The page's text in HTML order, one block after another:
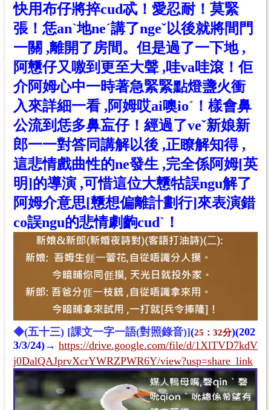
快用布仔將捽cud忒！愛忍耐！莫緊
張！ 恁anˋ地neˊ講了ngeˇ以後就將間門
一關 ,離開了房間。但是過了一下地 ,
阿戇仔又噭到更至大聲 ,哇va哇滾！佢
介阿姆心中一時著急緊緊點燈盞火衝
入來詳細一看 ,阿姆哎ai噢ioˊ ！樣會鼻
公流到恁多鼻衁仔！經過了veˇ新娘新
郎一一對答同講解以後 ,正瞭解知得 ,
這悲情戲曲性的ne發生 ,完全係阿姆[英
明]的導演 ,可惜這位大戇牯誤ngu解了
阿姆介意思[戇想偏離計劃行]來表演錯
co誤ngu的悲情劇齣cudˋ ！
◆(五十三) [課文一字一語(對照錄音)](25：32分)(202
3/3/24)→ https://drive.google.com/file/d/1XlTVD7kdV
j0DalQAJprvXcrYWRZPWR6Y/view?usp=share_link